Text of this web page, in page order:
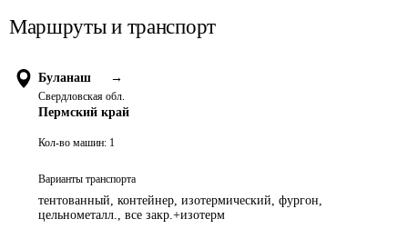
Маршруты и транспорт
Буланаш →
Свердловская обл.
Пермский край
Кол-во машин: 1
Варианты транспорта
тентованный, контейнер, изотермический, фургон,
цельнометалл., все закр.+изотерм